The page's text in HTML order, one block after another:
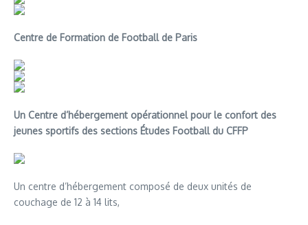
Centre de Formation de Football de Paris
Un Centre d’hébergement opérationnel pour le confort des
jeunes sportifs des sections Études Football du CFFP
Un centre d’hébergement composé de deux unités de
couchage de 12 à 14 lits,